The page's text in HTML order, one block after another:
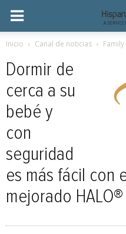
Inicio Canal de noticias
Dormir de
cerca a su
bebé y
con
seguridad
es más fácil con
mejorado